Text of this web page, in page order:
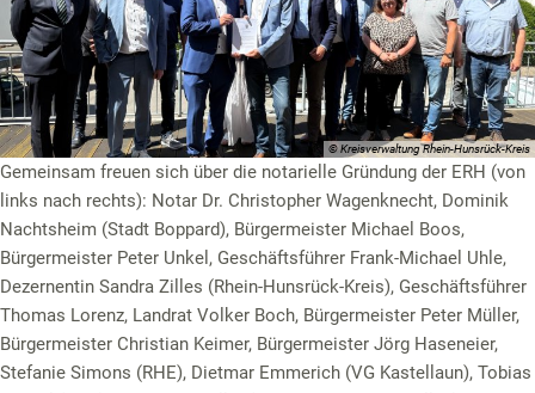
Satzungen und Richtlinien
© Kreisverwaltung Rhein-Hunsrück-Kreis
Gemeinsam freuen sich über die notarielle Gründung der ERH (von
links nach rechts): Notar Dr. Christopher Wagenknecht, Dominik
Nachtsheim (Stadt Boppard), Bürgermeister Michael Boos,
Bürgermeister Peter Unkel, Geschäftsführer Frank-Michael Uhle,
Dezernentin Sandra Zilles (Rhein-Hunsrück-Kreis), Geschäftsführer
Thomas Lorenz, Landrat Volker Boch, Bürgermeister Peter Müller,
Bürgermeister Christian Keimer, Bürgermeister Jörg Haseneier,
Stefanie Simons (RHE), Dietmar Emmerich (VG Kastellaun), Tobias